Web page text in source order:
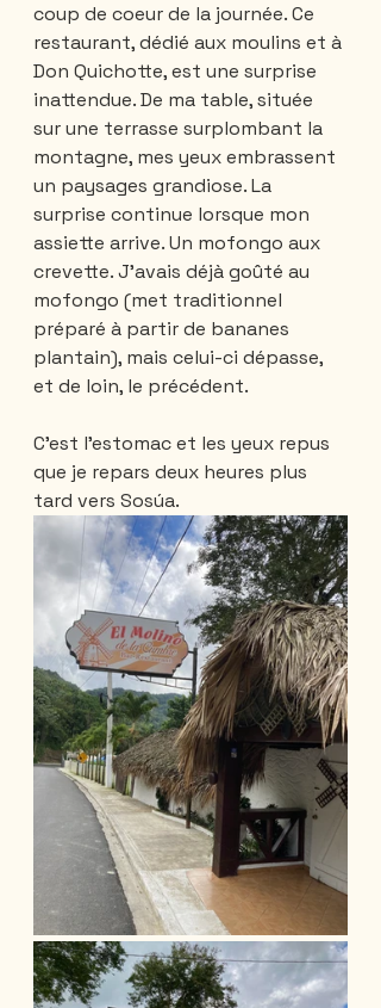
coup de coeur de la journée. Ce
restaurant, dédié aux moulins et à
Don Quichotte, est une surprise
inattendue. De ma table, située
sur une terrasse surplombant la
montagne, mes yeux embrassent
un paysages grandiose. La
surprise continue lorsque mon
assiette arrive. Un mofongo aux
crevette. J'avais déjà goûté au
mofongo (met traditionnel
préparé à partir de bananes
plantain), mais celui-ci dépasse,
et de loin, le précédent.
C'est l'estomac et les yeux repus
que je repars deux heures plus
tard vers Sosúa.